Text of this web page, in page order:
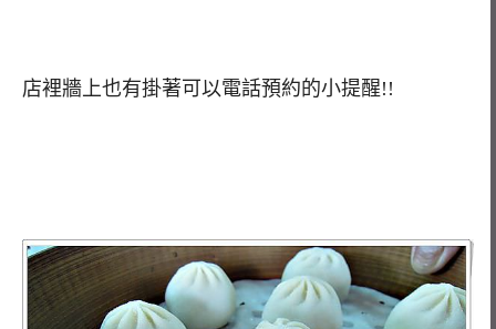
店裡牆上也有掛著可以電話預約的小提醒!!